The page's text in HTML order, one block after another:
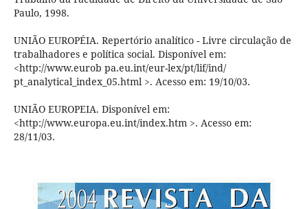
Paulo, 1998.
UNIÃO EUROPÉIA. Repertório analítico - Livre circulação de
trabalhadores e política social. Disponível em:
<http://www.eurob pa.eu.int/eur-lex/pt/lif/ind/
pt_analytical_index_05.html >. Acesso em: 19/10/03.
UNIÃO EUROPEIA. Disponível em:
<http://www.europa.eu.int/index.htm >. Acesso em:
28/11/03.